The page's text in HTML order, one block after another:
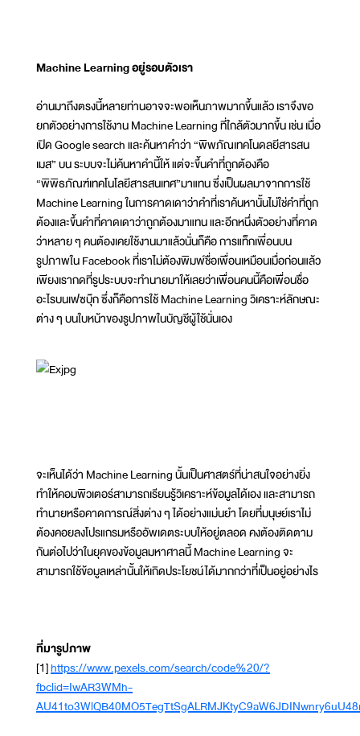
Machine Learning อยู่รอบตัวเรา
อ่านมาถึงตรงนี้หลายท่านอาจจะพอเห็นภาพมากขึ้นแล้ว เราจึงขอ
ยกตัวอย่างการใช้งาน Machine Learning ที่ใกล้ตัวมากขึ้น เช่น เมื่อ
เปิด Google search และค้นหาคำว่า “พิพภัณเทคโนดลยีสารสน
เมส” บน ระบบจะไม่ค้นหาคำนี้ให้ แต่จะขึ้นคำที่ถูกต้องคือ
“พิพิธภัณฑ์เทคโนโลยีสารสนเทศ”มาแทน ซึ่งเป็นผลมาจากการใช้
Machine Learning ในการคาดเดาว่าคำที่เราค้นหานั้นไม่ใช่คำที่ถูก
ต้องและขึ้นคำที่คาดเดาว่าถูกต้องมาแทน และอีกหนึ่งตัวอย่างที่คาด
ว่าหลาย ๆ คนต้องเคยใช้งานมาแล้วนั่นก็คือ การแท็กเพื่อนบน
รูปภาพใน Facebook ที่เราไม่ต้องพิมพ์ชื่อเพื่อนเหมือนเมื่อก่อนแล้ว
เพียงเรากดที่รูประบบจะทำนายมาให้เลยว่าเพื่อนคนนี้คือเพื่อนชื่อ
อะไรบนเฟซบุ๊ก ซึ่งก็คือการใช้ Machine Learning วิเคราะห์ลักษณะ
ต่าง ๆ บนใบหน้าของรูปภาพในบัญชีผู้ใช้นั่นเอง
จะเห็นได้ว่า Machine Learning นั้นเป็นศาสตร์ที่น่าสนใจอย่างยิ่ง
ทำให้คอมพิวเตอร์สามารถเรียนรู้วิเคราะห์ข้อมูลได้เอง และสามารถ
ทำนายหรือคาดการณ์สิ่งต่าง ๆ ได้อย่างแม่นยำ โดยที่มนุษย์เราไม่
ต้องคอยลงโปรแกรมหรืออัพเดตระบบให้อยู่ตลอด คงต้องติดตาม
กันต่อไปว่าในยุคของข้อมูลมหาศาลนี้ Machine Learning จะ
สามารถใช้ข้อมูลเหล่านั้นให้เกิดประโยชน์ได้มากกว่าที่เป็นอยู่อย่างไร
ที่มารูปภาพ
[1]https://www.pexels.com/search/code%20/?
fbclid=IwAR3WMh-